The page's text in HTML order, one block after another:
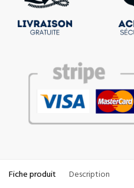
Fiche produit Description